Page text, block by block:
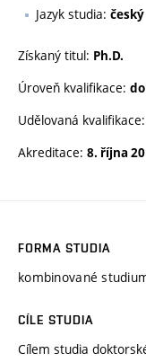
Jazyk studia: český
Získaný titul: Ph.D.
Úroveň kvalifikace:
Udělovaná kvalifikace:
Akreditace: 8. října
FORMA STUDIA
kombinované
CÍLE STUDIA
Cílem studia